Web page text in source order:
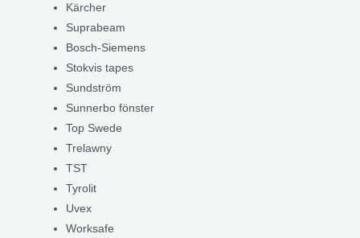
Kärcher
Suprabeam
Bosch-Siemens
Stokvis tapes
Sundström
Sunnerbo fönster
Top Swede
Trelawny
TST
Tyrolit
Uvex
Worksafe